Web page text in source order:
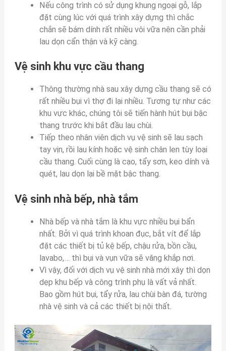
Nếu công trình có sử dụng khung ngoại gỗ, lắp
đặt cùng lúc với quá trình xây dựng thì chắc
chắn sẽ bám dính rất nhiều vôi vữa nên cần phải
lau dọn cẩn thận và kỹ càng.
Vệ sinh khu vực cầu thang
Thông thường nhà sau xây dựng cầu thang sẽ có
rất nhiều bụi vì thợ đi lại nhiều. Tương tự như các
khu vực khác, chúng tôi sẽ tiến hành hút bụi bậc
thang trước khi bắt đầu lau chùi.
Tiếp theo nhân viên dịch vụ vệ sinh sẽ lau sạch
tay vịn, rồi lau kính hoặc vệ sinh chân len tùy loại
cầu thang. Cuối cùng là cạo, tẩy sơn, keo dính và
quét, lau dọn lại bề mặt bậc thang.
Vệ sinh nhà bếp, nhà tắm
Nhà bếp và nhà tắm là khu vực nhiều bụi bẩn
nhất. Bởi vì quá trình khoan đục, bắt vít để lắp
đặt các thiết bị tủ kệ bếp, chậu rửa, bồn cầu,
lavabo,… thì bụi và vụn vữa sẽ văng khắp nơi.
Vì vậy, đối với dịch vụ vệ sinh nhà mới xây thì dọn
dẹp khu bếp và công trình phụ là vất vả nhất.
Bao gồm hút bụi, tẩy rửa, lau chùi bàn đá, tường
nhà vệ sinh và cả các thiết bị nội thất.